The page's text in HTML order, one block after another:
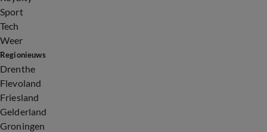
Sport
Tech
Weer
Regionieuws
Drenthe
Flevoland
Friesland
Gelderland
Groningen